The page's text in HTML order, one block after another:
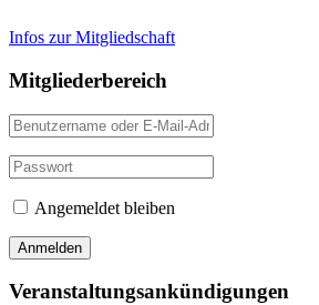
Infos zur Mitgliedschaft
Mitgliederbereich
Angemeldet bleiben
Veranstaltungsankündigungen